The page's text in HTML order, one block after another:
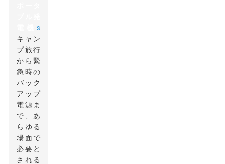
s
キャン
プ旅行
から緊
急時の
バック
アップ
電源ま
で、あ
らゆる
場面で
必要と
される